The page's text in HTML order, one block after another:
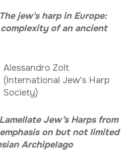
The jew's harp in Europe:
of an ancient
Alessandro Zolt
(International Jew's Harp
Society)
Lamellate Jew’s Harps from
on but not limited
Archipelago